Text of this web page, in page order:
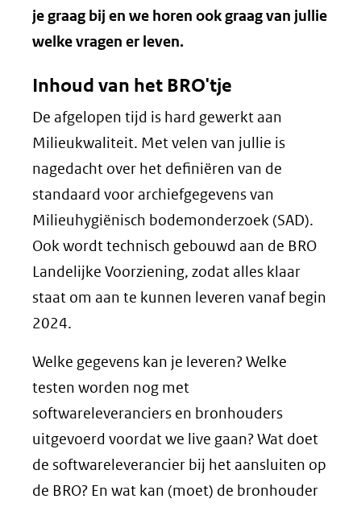
je graag bij en we horen ook graag van jullie
welke vragen er leven.
Inhoud van het BRO'tje
De afgelopen tijd is hard gewerkt aan
Milieukwaliteit. Met velen van jullie is
nagedacht over het definiëren van de
standaard voor archiefgegevens van
Milieuhygiënisch bodemonderzoek (SAD).
Ook wordt technisch gebouwd aan de BRO
Landelijke Voorziening, zodat alles klaar
staat om aan te kunnen leveren vanaf begin
2024.
Welke gegevens kan je leveren? Welke
testen worden nog met
softwareleveranciers en bronhouders
uitgevoerd voordat we live gaan? Wat doet
de softwareleverancier bij het aansluiten op
de BRO? En wat kan (moet) de bronhouder